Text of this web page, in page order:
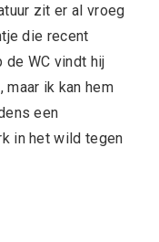
zit er al vroeg
die recent
WC vindt hij
ik kan hem
een
in het wild tegen